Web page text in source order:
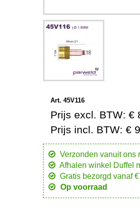
Art. 45V116
Prijs excl. BTW: €
Prijs incl. BTW: €
Verzonden vanuit ons
Afhalen winkel Duffel
Gratis bezorgd vanaf
Op voorraad